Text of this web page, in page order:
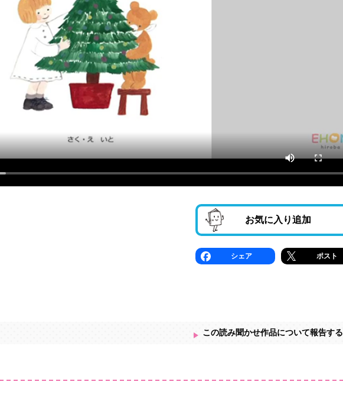
お気に入り追加
シェア ポスト
この読み聞かせ作品について報告する